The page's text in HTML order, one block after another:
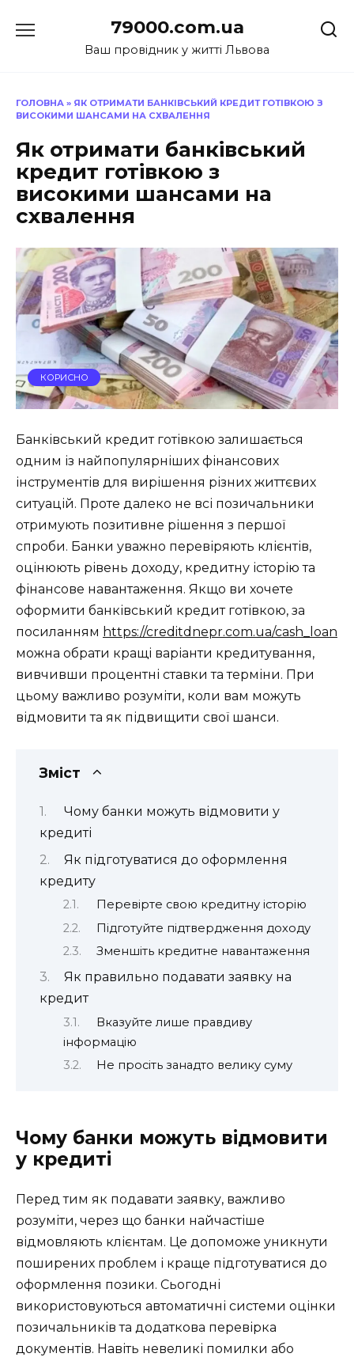
до
79000.com.ua
Ваш провідник у житті Львова
ГОЛОВНА » ЯК ОТРИМАТИ БАНКІВСЬКИЙ КРЕДИТ ГОТІВКОЮ З
ВИСОКИМИ ШАНСАМИ НА СХВАЛЕННЯ
Як отримати банківський
кредит готівкою з
високими шансами на
схвалення
КОРИСНО
Банківський кредит готівкою залишається
одним із найпопулярніших фінансових
інструментів для вирішення різних життєвих
ситуацій. Проте далеко не всі позичальники
отримують позитивне рішення з першої
спроби. Банки уважно перевіряють клієнтів,
оцінюють рівень доходу, кредитну історію та
фінансове навантаження. Якщо ви хочете
оформити банківський кредит готівкою, за
посиланням https://creditdnepr.com.ua/cash_loan
можна обрати кращі варіанти кредитування,
вивчивши процентні ставки та терміни. При
цьому важливо розуміти, коли вам можуть
відмовити та як підвищити свої шанси.
Зміст
Чому банки можуть відмовити у
кредиті
Як підготуватися до оформлення
кредиту
Перевірте свою кредитну історію
Підготуйте підтвердження доходу
Зменшіть кредитне навантаження
Як правильно подавати заявку на
кредит
Вказуйте лише правдиву
інформацію
Не просіть занадто велику суму
Чому банки можуть відмовити
у кредиті
Перед тим як подавати заявку, важливо
розуміти, через що банки найчастіше
відмовляють клієнтам. Це допоможе уникнути
поширених проблем і краще підготуватися до
оформлення позики. Сьогодні
використовуються автоматичні системи оцінки
позичальників та додаткова перевірка
документів. Навіть невеликі помилки або